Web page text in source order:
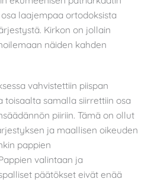
laajempaa ortodoksista
Kirkon on jollain
näiden kahden
vahvistettiin piispan
toisaalta samalla siirrettiin osa
piiriin. Tämä on ollut
ja maallisen oikeuden
pappien
valintaan ja
päätökset eivät enää